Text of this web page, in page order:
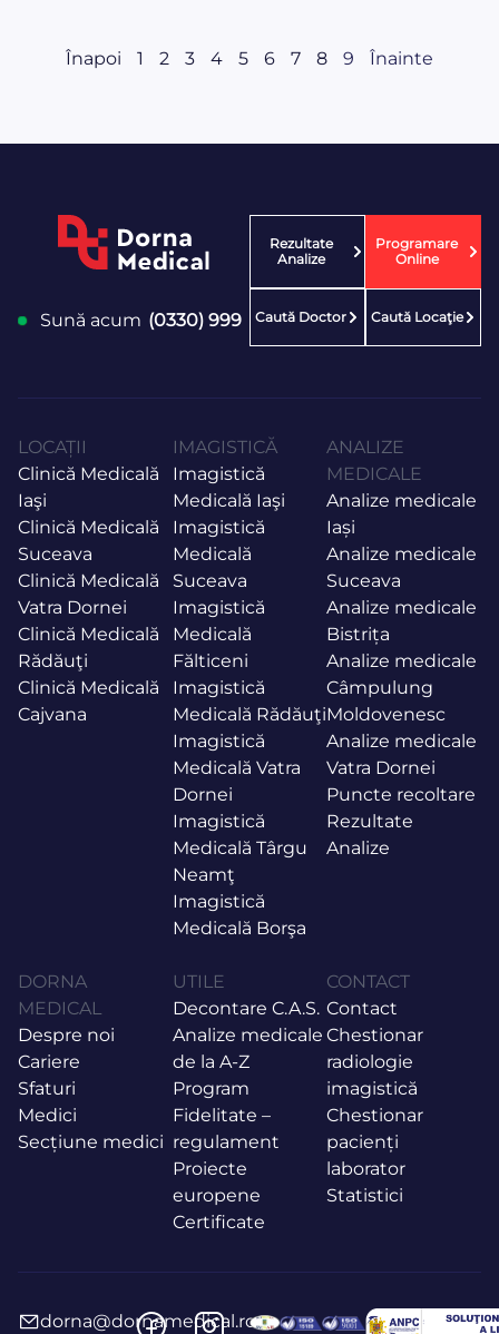
Înapoi 1 2 3 4 5 6 7 8 9 Înainte
Sună acum (0330) 999
Rezultate
Analize
Programare
Online
Caută Doctor Caută Locaţie
LOCAȚII
Clinică Medicală
Iaşi
Clinică Medicală
Suceava
Clinică Medicală
Vatra Dornei
Clinică Medicală
Rădăuţi
Clinică Medicală
Cajvana
IMAGISTICĂ
Imagistică
Medicală Iaşi
Imagistică
Medicală
Suceava
Imagistică
Medicală
Fălticeni
Imagistică
Medicală Rădăuţi
Imagistică
Medicală Vatra
Dornei
Imagistică
Medicală Târgu
Neamţ
Imagistică
Medicală Borşa
ANALIZE
MEDICALE
Analize medicale
Iași
Analize medicale
Suceava
Analize medicale
Bistrița
Analize medicale
Câmpulung
Moldovenesc
Analize medicale
Vatra Dornei
Puncte recoltare
Rezultate
Analize
DORNA
MEDICAL
Despre noi
Cariere
Sfaturi
Medici
Secțiune medici
UTILE
Decontare C.A.S.
Analize medicale
de la A-Z
Program
Fidelitate –
regulament
Proiecte
europene
Certificate
CONTACT
Contact
Chestionar
radiologie
imagistică
Chestionar
pacienți
laborator
Statistici
dorna@dornamedical.ro